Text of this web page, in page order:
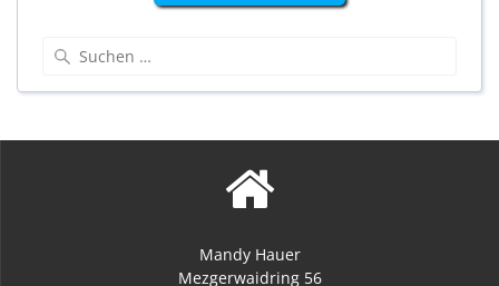
Mandy Hauer
Mezgerwaidring 56